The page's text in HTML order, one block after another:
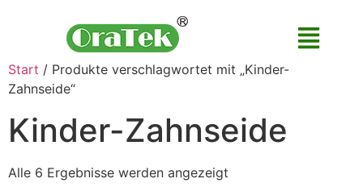
Start / Produkte verschlagwortet mit „Kinder-
Zahnseide“
Kinder-Zahnseide
Alle 6 Ergebnisse werden angezeigt